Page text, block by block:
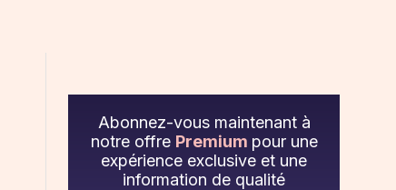
Abonnez-vous maintenant à
notre offre Premium pour une
expérience exclusive et une
information de qualité